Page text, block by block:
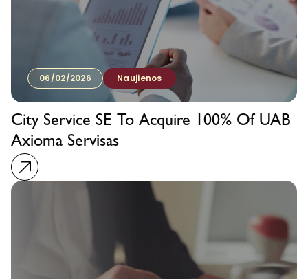
06/02/2026 Naujienos
City Service SE To Acquire 100% Of UAB
Axioma Servisas